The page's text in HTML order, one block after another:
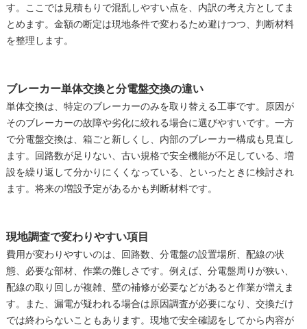
す。ここでは見積もりで混乱しやすい点を、内訳の考え方としてま
とめます。金額の断定は現地条件で変わるため避けつつ、判断材料
を整理します。
ブレーカー単体交換と分電盤交換の違い
単体交換は、特定のブレーカーのみを取り替える工事です。原因が
そのブレーカーの故障や劣化に絞れる場合に選びやすいです。一方
で分電盤交換は、箱ごと新しくし、内部のブレーカー構成も見直し
ます。回路数が足りない、古い規格で安全機能が不足している、増
設を繰り返して分かりにくくなっている、といったときに検討され
ます。将来の増設予定があるかも判断材料です。
現地調査で変わりやすい項目
費用が変わりやすいのは、回路数、分電盤の設置場所、配線の状
態、必要な部材、作業の難しさです。例えば、分電盤周りが狭い、
配線の取り回しが複雑、壁の補修が必要などがあると作業が増えま
す。また、漏電が疑われる場合は原因調査が必要になり、交換だけ
では終わらないこともあります。現地で安全確認をしてから内容が